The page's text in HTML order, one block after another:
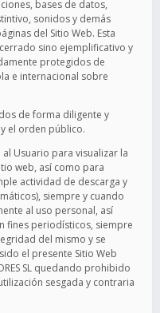
bases de datos,
sonidos y demás
del Sitio Web. Esta
sino ejemplificativo y
protegidos de
e internacional sobre
de forma diligente y
el orden público.
al Usuario para visualizar la
web, así como para
actividad de descarga y
siempre y cuando
al uso personal, así
fines periodísticos, siempre
del mismo y se
el presente Sitio Web
SL quedando prohibido
sesgada y contraria